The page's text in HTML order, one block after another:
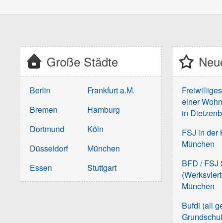
Große Städte
Berlin
Bremen
Dortmund
Düsseldorf
Essen
Frankfurt a.M.
Hamburg
Köln
München
Stuttgart
einer
in
FSJ in der
München
BFD / FSJ
München
Bufdi (all